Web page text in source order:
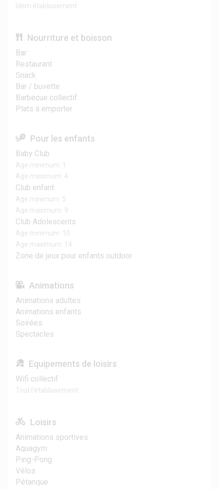
Idem établissement
Nourriture et boisson
Bar
Restaurant
Snack
Bar / buvette
Barbecue collectif
Plats à emporter
Pour les enfants
Baby Club
Age minimum: 1
Age maximum: 4
Club enfant
Age minimum: 5
Age maximum: 9
Club Adolescents
Age minimum: 10
Age maximum: 14
Zone de jeux pour enfants outdoor
Animations
Animations adultes
Animations enfants
Soirées
Spectacles
Equipements de loisirs
Wifi collectif
Tout l'établissement
Loisirs
Animations sportives
Aquagym
Ping-Pong
Vélos
Pétanque